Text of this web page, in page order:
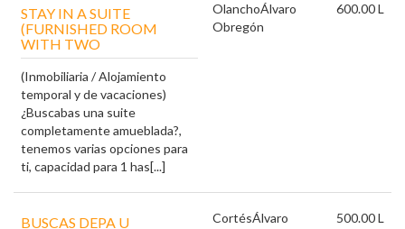
STAY IN A SUITE
(FURNISHED ROOM
WITH TWO
(Inmobiliaria / Alojamiento
temporal y de vacaciones)
¿Buscabas una suite
completamente amueblada?,
tenemos varias opciones para
ti, capacidad para 1 has[...]
OlanchoÁlvaro
Obregón
600.00 L
BUSCAS DEPA U
CortésÁlvaro
500.00 L